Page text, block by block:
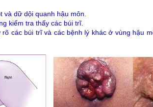
dữ dội quanh hậu môn.
kiểm tra thấy các búi trĩ.
các búi trĩ và các bệnh lý khác ở vùng hậu